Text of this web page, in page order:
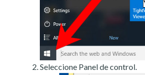
Seleccione Panel de control.